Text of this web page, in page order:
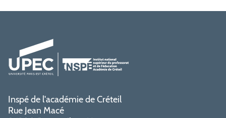
Inspé de l'académie de Créteil
Rue Jean Macé